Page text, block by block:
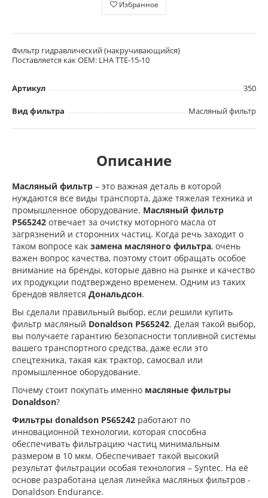
Избранное
Фильтр гидравлический (накручивающийся)
Поставляется как OEM: LHA TTE-15-10
Артикул 350
Вид фильтра Масляный фильтр
Описание
Масляный фильтр – это важная деталь в которой
нуждаются все виды транспорта, даже тяжелая техника и
промышленное оборудование. Масляный фильтр
P565242 отвечает за очистку моторного масла от
загрязнений и сторонних частиц. Когда речь заходит о
таком вопросе как замена масляного фильтра, очень
важен вопрос качества, поэтому стоит обращать особое
внимание на бренды, которые давно на рынке и качество
их продукции подтверждено временем. Одним из таких
брендов является Дональдсон.
Вы сделали правильный выбор, если решили купить
фильтр масляный Donaldson P565242. Делая такой выбор,
вы получаете гарантию безопасности топливной системы
вашего транспортного средства, даже если это
спецтехника, такая как трактор, самосвал или
промышленное оборудование.
Почему стоит покупать именно масляные фильтры
Donaldson?
Фильтры donaldson P565242 работают по
инновационной технологии, которая способна
обеспечивать фильтрацию частиц минимальным
размером в 10 мкм. Обеспечивает такой высокий
результат фильтрации особая технология – Syntec. На её
основе разработана целая линейка масляных фильтров -
Donaldson Endurance.